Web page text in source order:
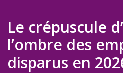
Le crépuscule
l’ombre des
disparus en